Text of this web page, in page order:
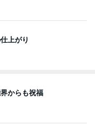
上がり
からも祝福